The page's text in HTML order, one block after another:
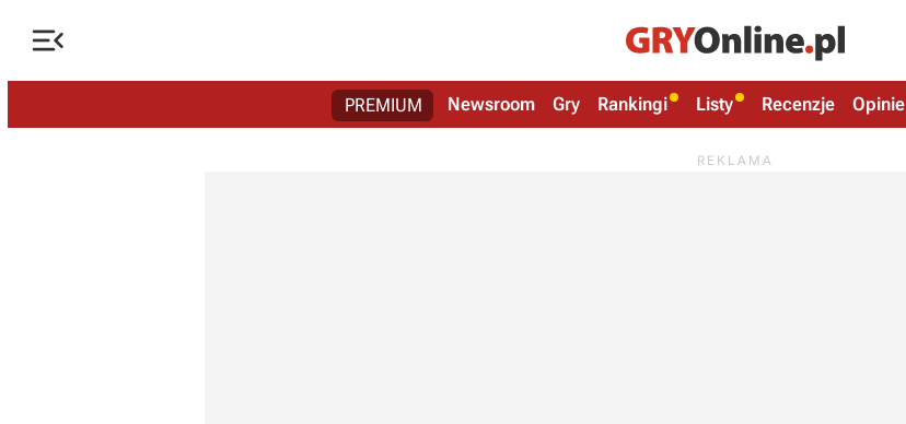

PREMIUM Newsroom Gry Rankingi Listy Recenzje Opinie